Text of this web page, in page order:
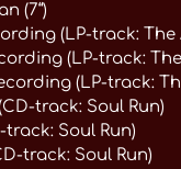
(7“)
(LP-track: The
(LP-track:
(LP-track:
track: Soul Run)
Soul Run)
track: Soul Run)